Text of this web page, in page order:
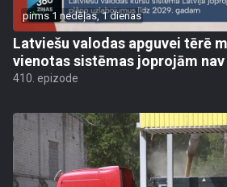
pirms 1 nedēļas, 1 dienas
Latviešu valodas apguvei tērē
vienotas sistēmas joprojām nav
410. epizode